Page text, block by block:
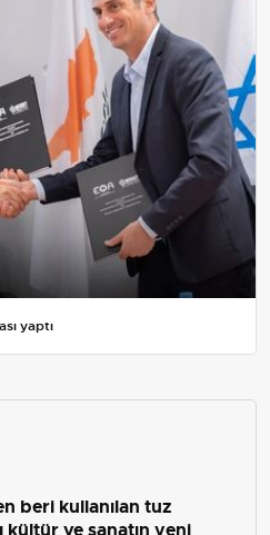
yaptı
beri kullanılan tuz
kültür ve sanatın yeni